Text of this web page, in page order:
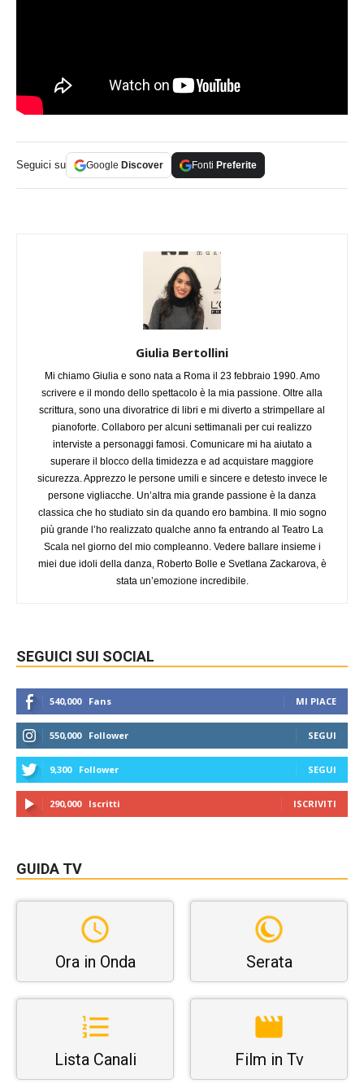
Seguici su Google Discover Fonti Preferite
Giulia Bertollini
Mi chiamo Giulia e sono nata a Roma il 23 febbraio 1990. Amo
scrivere e il mondo dello spettacolo è la mia passione. Oltre alla
scrittura, sono una divoratrice di libri e mi diverto a strimpellare al
pianoforte. Collaboro per alcuni settimanali per cui realizzo
interviste a personaggi famosi. Comunicare mi ha aiutato a
superare il blocco della timidezza e ad acquistare maggiore
sicurezza. Apprezzo le persone umili e sincere e detesto invece le
persone vigliacche. Un’altra mia grande passione è la danza
classica che ho studiato sin da quando ero bambina. Il mio sogno
più grande l’ho realizzato qualche anno fa entrando al Teatro La
Scala nel giorno del mio compleanno. Vedere ballare insieme i
miei due idoli della danza, Roberto Bolle e Svetlana Zackarova, è
stata un’emozione incredibile.
SEGUICI SUI SOCIAL
540,000 Fans MI PIACE
550,000 Follower SEGUI
9,300 Follower SEGUI
290,000 Iscritti ISCRIVITI
GUIDA TV
Ora in Onda Serata
Lista Canali Film in Tv